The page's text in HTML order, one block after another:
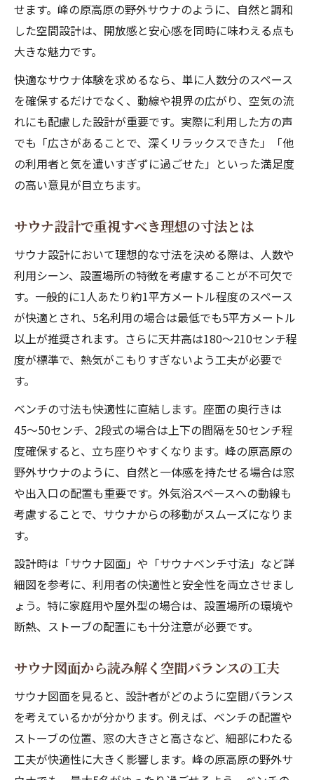
家庭用サウナ設備選びで失敗しない広さの
計画
広々サウナを楽しむための寸法ポイント
サウナ広さを最大限に活かす寸法の決め方
サウナベンチの奥行きと快適性の工夫
多人数でも快適なサウナ寸法の設計技術
サウナ施設図面から学ぶ広々空間の秘訣
サウナ設計時に確認したい寸法ポイント
サウナベンチ寸法が快適性に及ぼす影響
サウナ図面でわかる最適ベンチ配置法
サウナ設計でベンチ寸法を決める際の注意
点
サウナ広さに適したベンチの選び方と工夫
サウナ施設におけるベンチ寸法の実例解説
心地よいサウナを作る快適スペース探究
サウナ設計で重視すべき快適スペースの条
件
サウナ広さと断熱設計がもたらす心地よさ
サウナ間取りが快適性に影響する理由と対
せます。峰の原高原の野外サウナのように、自然と調和
した空間設計は、開放感と安心感を同時に味わえる点も
大きな魅力です。
快適なサウナ体験を求めるなら、単に人数分のスペース
を確保するだけでなく、動線や視界の広がり、空気の流
れにも配慮した設計が重要です。実際に利用した方の声
でも「広さがあることで、深くリラックスできた」「他
の利用者と気を遣いすぎずに過ごせた」といった満足度
の高い意見が目立ちます。
サウナ設計で重視すべき理想の寸法とは
サウナ設計において理想的な寸法を決める際は、人数や
利用シーン、設置場所の特徴を考慮することが不可欠で
す。一般的に1人あたり約1平方メートル程度のスペース
が快適とされ、5名利用の場合は最低でも5平方メートル
以上が推奨されます。さらに天井高は180〜210センチ程
度が標準で、熱気がこもりすぎないよう工夫が必要で
す。
ベンチの寸法も快適性に直結します。座面の奥行きは
45〜50センチ、2段式の場合は上下の間隔を50センチ程
度確保すると、立ち座りやすくなります。峰の原高原の
野外サウナのように、自然と一体感を持たせる場合は窓
や出入口の配置も重要です。外気浴スペースへの動線も
考慮することで、サウナからの移動がスムーズになりま
す。
設計時は「サウナ図面」や「サウナベンチ寸法」など詳
細図を参考に、利用者の快適性と安全性を両立させまし
ょう。特に家庭用や屋外型の場合は、設置場所の環境や
断熱、ストーブの配置にも十分注意が必要です。
サウナ図面から読み解く空間バランスの工夫
サウナ図面を見ると、設計者がどのように空間バランス
を考えているかが分かります。例えば、ベンチの配置や
ストーブの位置、窓の大きさと高さなど、細部にわたる
工夫が快適性に大きく影響します。峰の原高原の野外サ